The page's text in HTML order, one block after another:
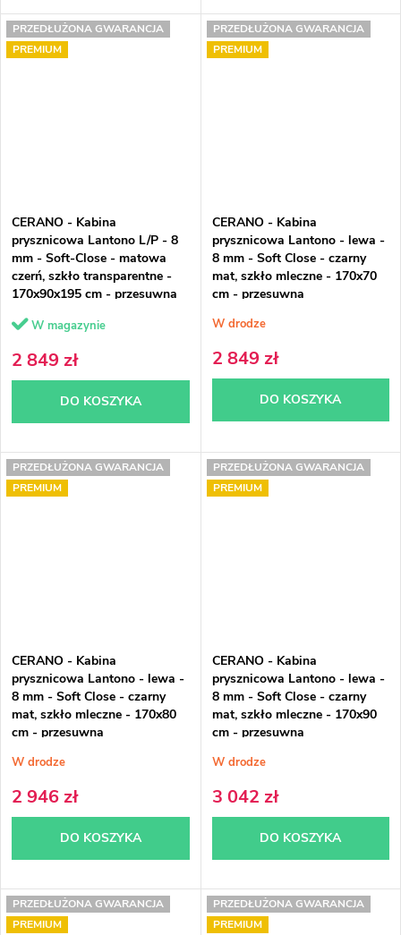
PRZEDŁUŻONA GWARANCJA
PREMIUM
CERANO - Kabina
prysznicowa Lantono L/P - 8
mm - Soft-Close - matowa
czerń, szkło transparentne -
170x90x195 cm - przesuwna
W magazynie
2 849 zł
DO KOSZYKA
PRZEDŁUŻONA GWARANCJA
PREMIUM
CERANO - Kabina
prysznicowa Lantono - lewa -
8 mm - Soft Close - czarny
mat, szkło mleczne - 170x70
cm - przesuwna
W drodze
2 849 zł
DO KOSZYKA
PRZEDŁUŻONA GWARANCJA
PREMIUM
CERANO - Kabina
prysznicowa Lantono - lewa -
8 mm - Soft Close - czarny
mat, szkło mleczne - 170x80
cm - przesuwna
W drodze
2 946 zł
DO KOSZYKA
PRZEDŁUŻONA GWARANCJA
PREMIUM
CERANO - Kabina
prysznicowa Lantono - lewa -
8 mm - Soft Close - czarny
mat, szkło mleczne - 170x90
cm - przesuwna
W drodze
3 042 zł
DO KOSZYKA
PRZEDŁUŻONA GWARANCJA
PREMIUM
PRZEDŁUŻONA GWARANCJA
PREMIUM